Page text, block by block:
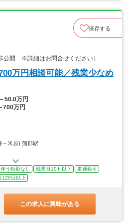
保存する
公開 ※詳細はお問合せください）
万円相談可能／残業少なめ
50.0万円
700万円
－米原) 蒲郡駅
う転勤なし 残業月10ｈ以下
車通勤可
120日以上
この求人に興味がある